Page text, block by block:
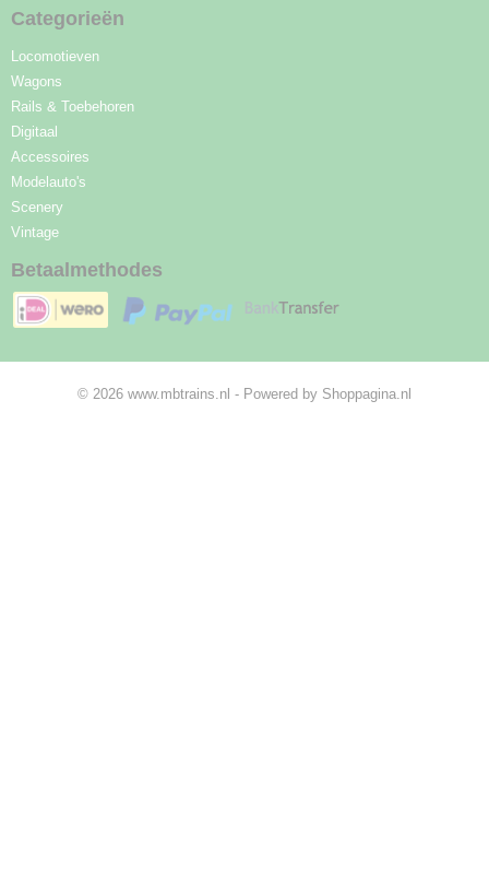
Categorieën
Locomotieven
Wagons
Rails & Toebehoren
Digitaal
Accessoires
Modelauto's
Scenery
Vintage
Betaalmethodes
© 2026 www.mbtrains.nl - Powered by Shoppagina.nl